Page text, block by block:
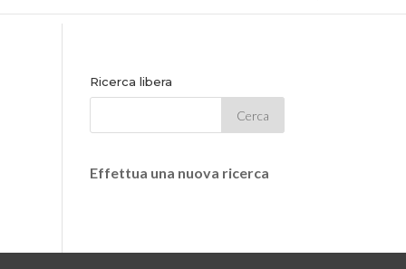
Ricerca libera
Effettua una nuova ricerca